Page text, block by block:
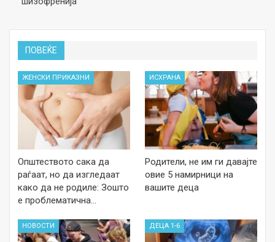
ПОВЕЌЕ
ЖЕНСКИ ПРИКАЗНИ
Општеството сака да
раѓаат, но да изгледаат
како да не родиле: Зошто
е проблематична…
ИСХРАНА
Родители, не им ги давајте
овие 5 намирници на
вашите деца
НОВОСТИ ДЕЦА 1-6